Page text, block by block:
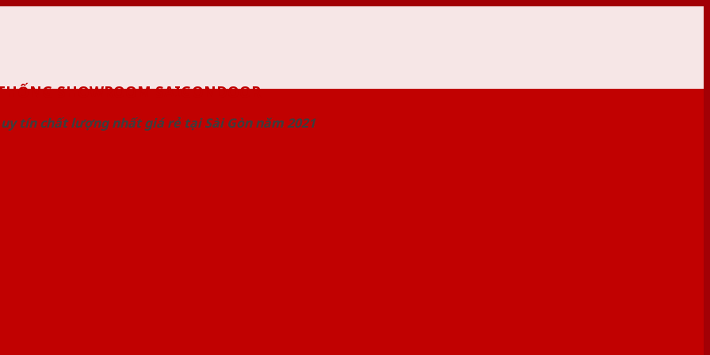
SHOWROOM SAIGONDOOR
tín chất lượng nhất giá rẻ tại Sài Gòn năm 2021